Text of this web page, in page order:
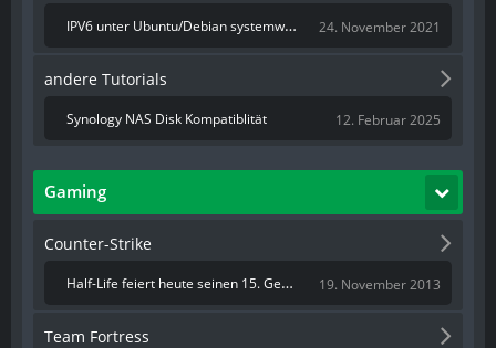
IPV6 unter Ubuntu/Debian systemweit mit grub deaktivieren
24. November 2021
andere Tutorials
Synology NAS Disk Kompatiblität 12. Februar 2025
Gaming
Counter-Strike
Half-Life feiert heute seinen 15. Geburtstag
19. November 2013
Team Fortress